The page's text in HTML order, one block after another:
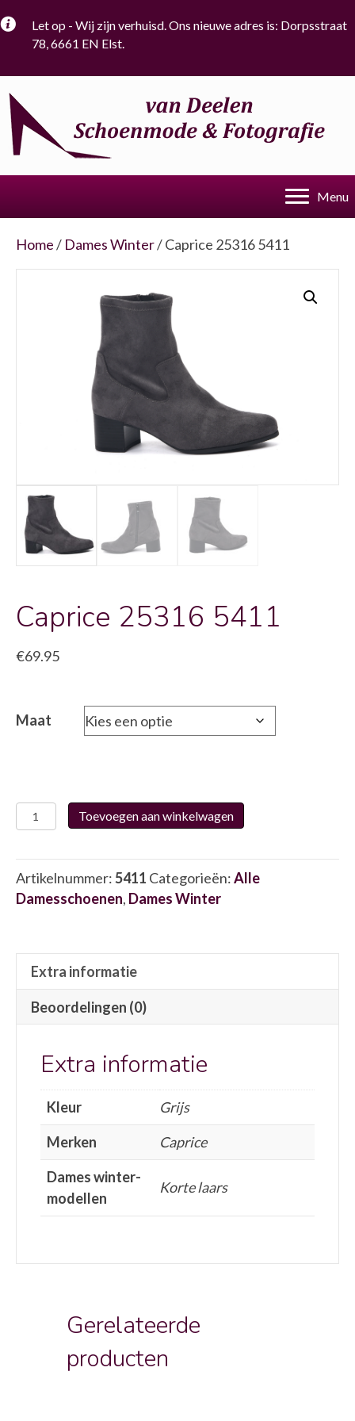
Let op - Wij zijn verhuisd. Ons nieuwe adres is: Dorpsstraat
78, 6661 EN Elst.
Menu
Home/ Dames Winter/ Caprice 25316 5411
Caprice 25316 5411
€69.95
Maat
Caprice
25316
aantal
Toevoegen aan winkelwagen
Artikelnummer:5411 Categorieën:Alle
Damesschoenen, Dames Winter
Extra informatie
Beoordelingen (0)
Extra informatie
Kleur
Grijs
Merken
Caprice
Dames winter-
modellen
Korte laars
Gerelateerde
producten